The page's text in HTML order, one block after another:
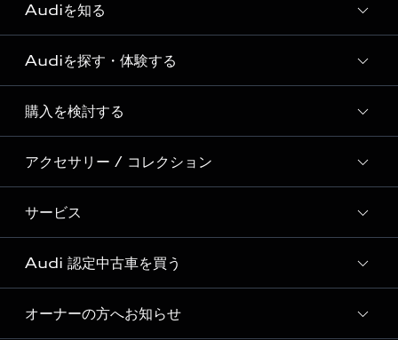
Audiを知る
Audi ブランド
Story of Progress
Audi Sport
Formula 1®
デジタルサービス
Audiを探す・体験する
ディーラー検索
新車在庫検索
試乗車・展示車検索
見積り依頼
試乗予約
購入を検討する
モデル一覧
特別仕様モデル / 限定モデル
e-tronラインアップ
価格シミュレーション
車両比較
アクセサリー / コレクション
純正アクセサリー
オンラインショップ
Audi collection
アウディナビアプリ
サービス
サービス入庫予約
サービスプログラム
Audi 認定中古車を買う
Audi認定中古車
オーナーの方へお知らせ